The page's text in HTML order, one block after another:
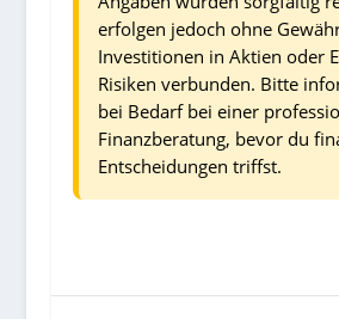
erfolgen jedoch ohne
Investitionen in Aktien oder
Risiken verbunden. Bitte
bei Bedarf bei einer
Finanzberatung, bevor du
Entscheidungen triffst.